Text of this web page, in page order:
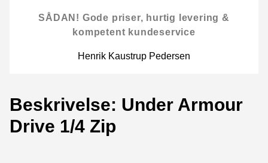
SÅDAN! Gode priser, hurtig levering &
kompetent kundeservice
Henrik Kaustrup Pedersen
Beskrivelse: Under Armour
Drive 1/4 Zip